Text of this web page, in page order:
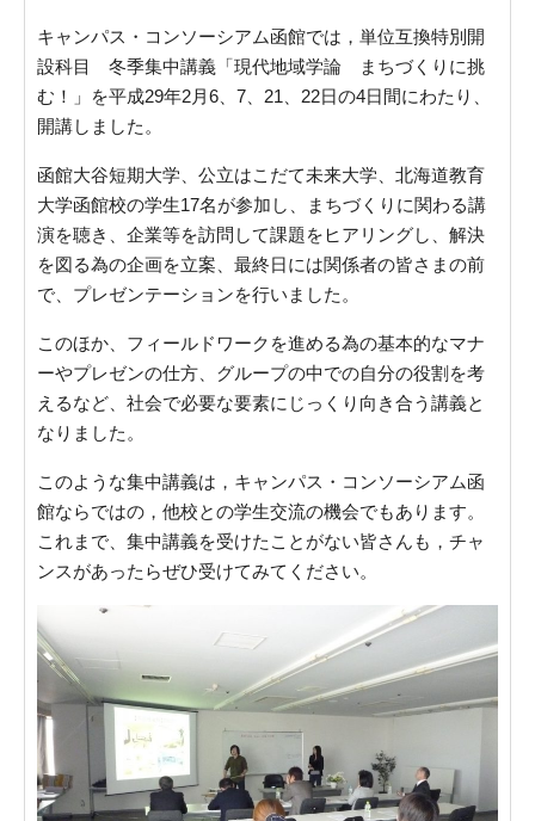
キャンパス・コンソーシアム函館では，単位互換特別開
設科目 冬季集中講義「現代地域学論 まちづくりに挑
む！」を平成29年2月6、7、21、22日の4日間にわたり、
開講しました。
函館大谷短期大学、公立はこだて未来大学、北海道教育
大学函館校の学生17名が参加し、まちづくりに関わる講
演を聴き、企業等を訪問して課題をヒアリングし、解決
を図る為の企画を立案、最終日には関係者の皆さまの前
で、プレゼンテーションを行いました。
このほか、フィールドワークを進める為の基本的なマナ
ーやプレゼンの仕方、グループの中での自分の役割を考
えるなど、社会で必要な要素にじっくり向き合う講義と
なりました。
このような集中講義は，キャンパス・コンソーシアム函
館ならではの，他校との学生交流の機会でもあります。
これまで、集中講義を受けたことがない皆さんも，チャ
ンスがあったらぜひ受けてみてください。